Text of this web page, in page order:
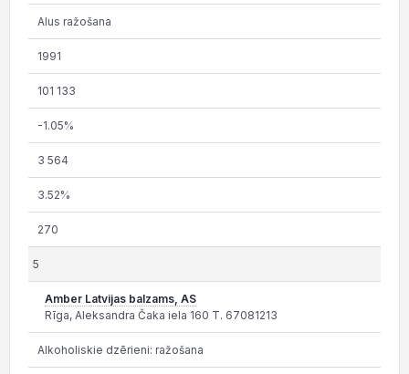
Alus ražošana
1991
101 133
-1.05%
3 564
3.52%
270
5
Amber Latvijas balzams, AS
Rīga, Aleksandra Čaka iela 160 T. 67081213
Alkoholiskie dzērieni: ražošana